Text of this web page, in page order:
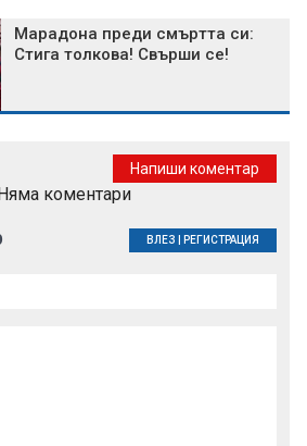
Марадона преди смъртта си:
Стига толкова! Свърши се!
Напиши коментар
коментари
ВЛЕЗ РЕГИСТРАЦИЯ